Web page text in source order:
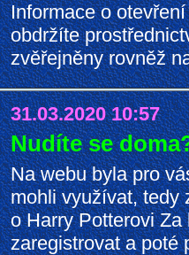
Informace o
obdržíte
zvěřejněny rovněž
31.03.2020 10:57
Nudíte se
Na webu byla pro
mohli využívat, tedy
o Harry Potterovi
zaregistrovat a poté